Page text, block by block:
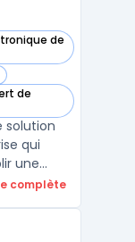
de
cette catégorie
cette catégorie
de
cette catégorie
solution
qui
une
complète